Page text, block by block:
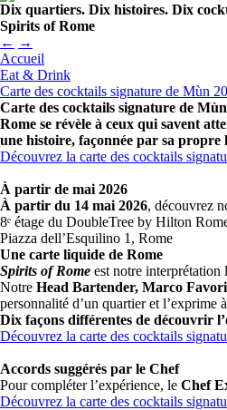
Dix quartiers. Dix histoires. Dix
Spirits of Rome
← →
Accueil
Eat & Drink
Carte des cocktails signature de Mùn
Carte des cocktails signature de
Rome se révèle à ceux qui savent
une histoire, façonnée par sa
Découvrez la carte des cocktails
À partir de mai 2026
À partir du 14 mai 2026, découvrez
8ᵉ étage du DoubleTree by Hilton
Piazza dell’Esquilino 1, Rome
Une carte liquide de Rome
Spirits of Rome est notre interprétation
Notre Head Bartender, Marco
personnalité d’un quartier et l’exprime
Dix façons différentes de découvrir
Découvrez la carte des cocktails
Accords suggérés par le Chef
Pour compléter l’expérience, le Chef
Découvrez la carte des cocktails